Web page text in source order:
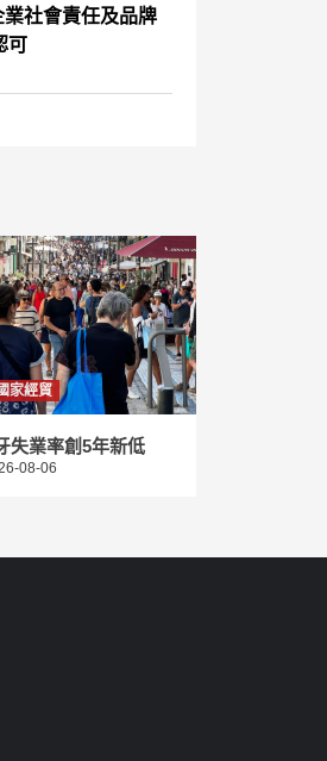
業社會責任及品牌
可
家經貿
失業率創5年新低
08-06